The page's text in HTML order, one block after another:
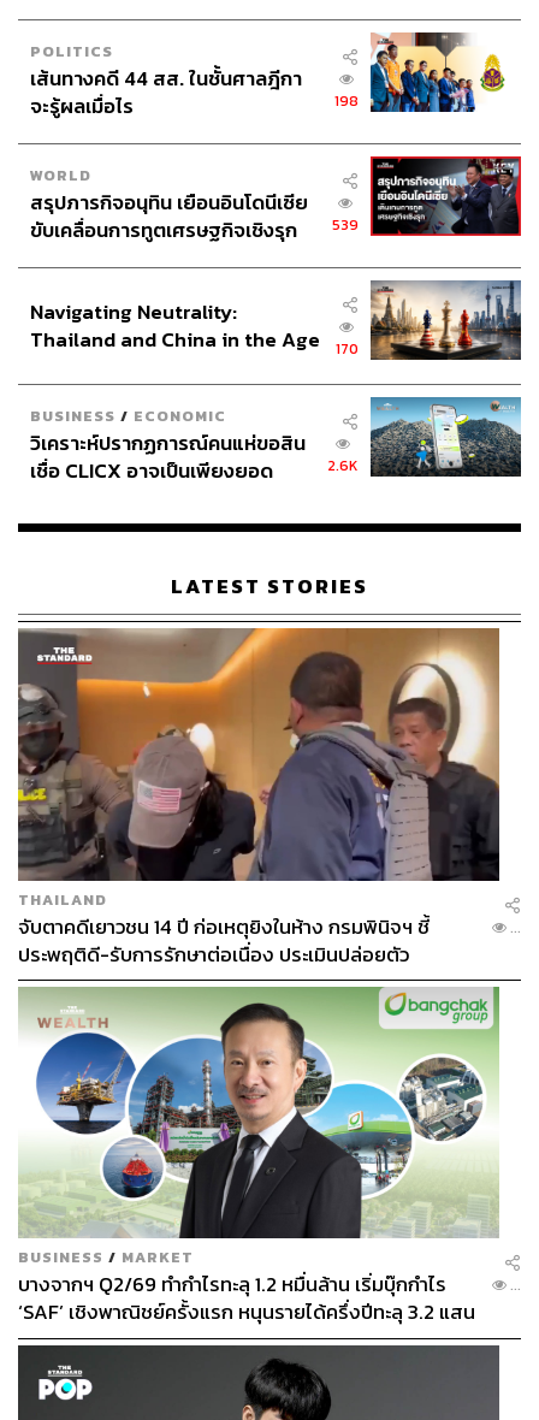
POLITICS
เส้นทางคดี 44 สส. ในชั้นศาลฎีกา
จะรู้ผลเมื่อไร
198
WORLD
สรุปภารกิจอนุทิน เยือนอินโดนีเซีย
ขับเคลื่อนการทูตเศรษฐกิจเชิงรุก
539
Navigating Neutrality:
Thailand and China in the Age
170
BUSINESS / ECONOMIC
วิเคราะห์ปรากฏการณ์คนแห่ขอสิน
เชื่อ CLICX อาจเป็นเพียงยอด
เรือนไทยที่ถูกซุกไว้
2.6K
LATEST STORIES
THAILAND
จับตาคดีเยาวชน 14 ปี ก่อเหตุยิงในห้าง กรมพินิจฯ ชี้
ประพฤติดี-รับการรักษาต่อเนื่อง ประเมินปล่อยตัว
...
BUSINESS / MARKET
บางจากฯ Q2/69 ทำกำไรทะลุ 1.2 หมื่นล้าน เริ่มบุ๊กกำไร
‘SAF’ เชิงพาณิชย์ครั้งแรก หนุนรายได้ครึ่งปีทะลุ 3.2 แสน
ล้าน
...